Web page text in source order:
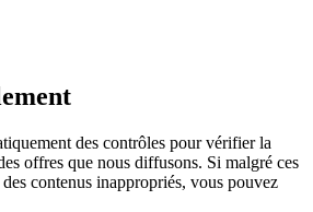
des contrôles pour vérifier la
offres que nous diffusons. Si malgré ces
contenus inappropriés, vous pouvez